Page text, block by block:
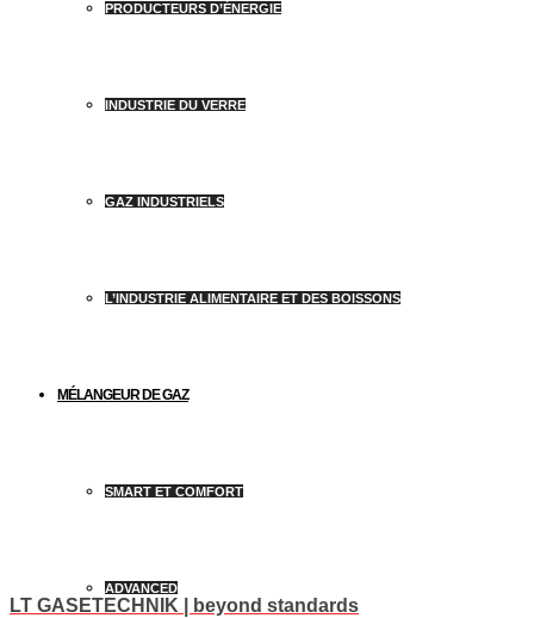
PRODUCTEURS D’ÉNERGIE
INDUSTRIE DU VERRE
GAZ INDUSTRIELS
L’INDUSTRIE ALIMENTAIRE ET DES BOISSONS
MÉLANGEUR DE GAZ
SMART ET COMFORT
ADVANCED
LT GASETECHNIK | beyond standards